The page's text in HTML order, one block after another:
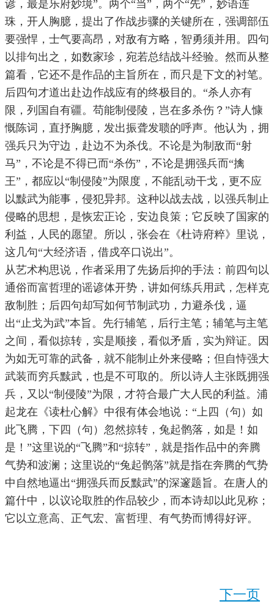
谚，最是乐府妙境”。两个“当”，两个“先”，妙语连
珠，开人胸臆，提出了作战步骤的关键所在，强调部伍
要强悍，士气要高昂，对敌有方略，智勇须并用。四句
以排句出之，如数家珍，宛若总结战斗经验。然而从整
篇看，它还不是作品的主旨所在，而只是下文的衬笔。
后四句才道出赴边作战应有的终极目的。“杀人亦有
限，列国自有疆。苟能制侵陵，岂在多杀伤？”诗人慷
慨陈词，直抒胸臆，发出振聋发聩的呼声。他认为，拥
强兵只为守边，赴边不为杀伐。不论是为制敌而“射
马”，不论是不得已而“杀伤”，不论是拥强兵而“擒
王”，都应以“制侵陵”为限度，不能乱动干戈，更不应
以黩武为能事，侵犯异邦。这种以战去战，以强兵制止
侵略的思想，是恢宏正论，安边良策；它反映了国家的
利益，人民的愿望。所以，张会在《杜诗府粹》里说，
这几句“大经济语，借戍卒口说出”。
从艺术构思说，作者采用了先扬后抑的手法：前四句以
通俗而富哲理的谣谚体开势，讲如何练兵用武，怎样克
敌制胜；后四句却写如何节制武功，力避杀伐，逼
出“止戈为武”本旨。先行辅笔，后行主笔；辅笔与主笔
之间，看似掠转，实是顺接，看似矛盾，实为辩证。因
为如无可靠的武备，就不能制止外来侵略；但自恃强大
武装而穷兵黩武，也是不可取的。所以诗人主张既拥强
兵，又以“制侵陵”为限，才符合最广大人民的利益。浦
起龙在《读杜心解》中很有体会地说：“上四（句）如
此飞腾，下四（句）忽然掠转，兔起鹘落，如是！如
是！”这里说的“飞腾”和“掠转”，就是指作品中的奔腾
气势和波澜；这里说的“兔起鹘落”就是指在奔腾的气势
中自然地逼出“拥强兵而反黩武”的深邃题旨。在唐人的
篇什中，以议论取胜的作品较少，而本诗却以此见称；
它以立意高、正气宏、富哲理、有气势而博得好评。
下一页